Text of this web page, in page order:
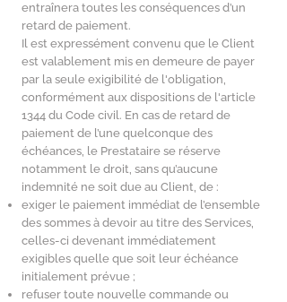
entraînera toutes les conséquences d’un
retard de paiement.
Il est expressément convenu que le Client
est valablement mis en demeure de payer
par la seule exigibilité de l'obligation,
conformément aux dispositions de l'article
1344 du Code civil. En cas de retard de
paiement de l’une quelconque des
échéances, le Prestataire se réserve
notamment le droit, sans qu’aucune
indemnité ne soit due au Client, de :
exiger le paiement immédiat de l’ensemble
des sommes à devoir au titre des Services,
celles-ci devenant immédiatement
exigibles quelle que soit leur échéance
initialement prévue ;
refuser toute nouvelle commande ou